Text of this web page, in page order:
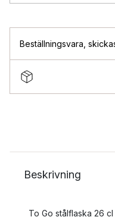
Beställningsvara
Beskrivning
To Go stålflaska 26